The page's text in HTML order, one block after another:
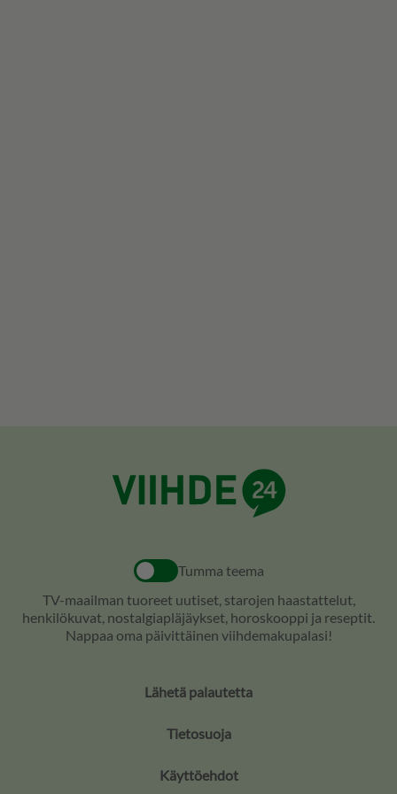
Tumma teema
TV-maailman tuoreet uutiset, starojen haastattelut,
henkilökuvat, nostalgiapläjäykset, horoskooppi ja reseptit.
Nappaa oma päivittäinen viihdemakupalasi!
Lähetä palautetta
Tietosuoja
Käyttöehdot